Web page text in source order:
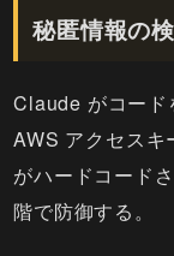
秘匿情報の
Claude がコード
AWS アクセスキ
がハードコード
階で防御する。